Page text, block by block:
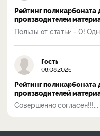
Рейтинг поликарбоната
производителей
Пользы от статьи - 0!
Гость
08.08.2026
Рейтинг поликарбоната
производителей
Совершенно согласен!!!...